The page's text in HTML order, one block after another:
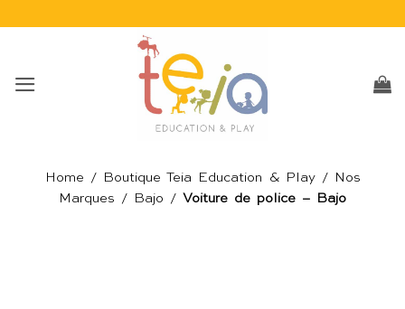
Home / Boutique Teia Education & Play/
Nos
Marques / Bajo / Voiture de police – Bajo